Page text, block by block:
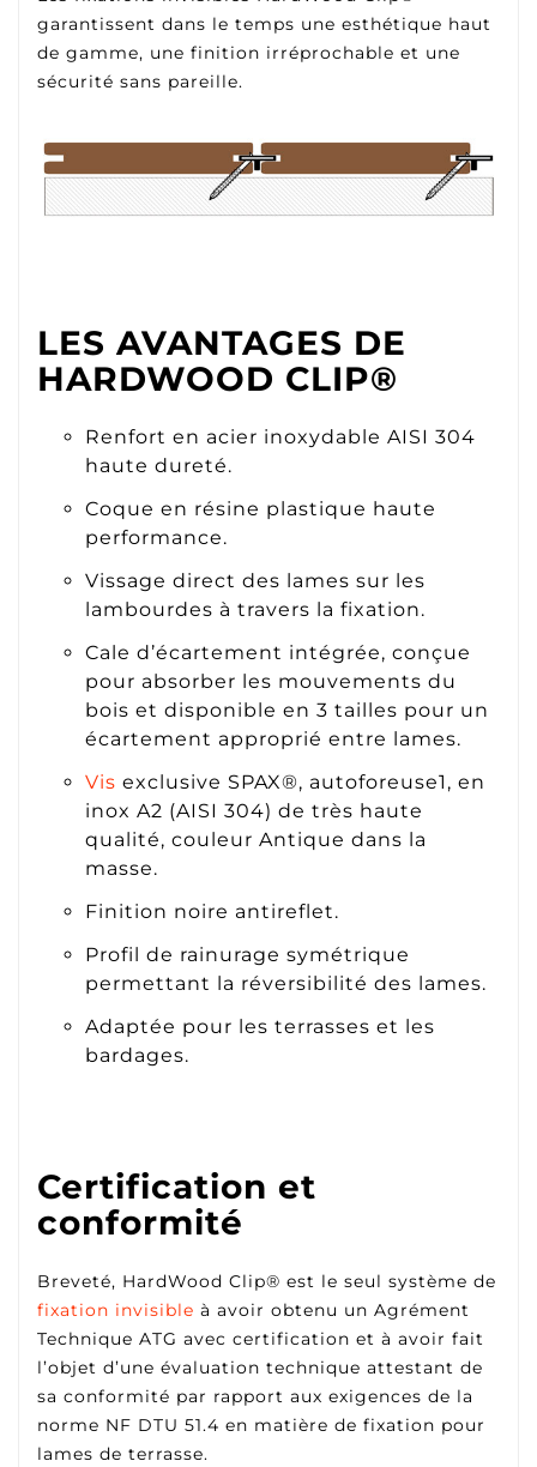
garantissent dans le temps une esthétique haut
de gamme, une finition irréprochable et une
sécurité sans pareille.
LES AVANTAGES DE
HARDWOOD CLIP®
Renfort en acier inoxydable AISI 304
haute dureté.
Coque en résine plastique haute
performance.
Vissage direct des lames sur les
lambourdes à travers la fixation.
Cale d’écartement intégrée, conçue
pour absorber les mouvements du
bois et disponible en 3 tailles pour un
écartement approprié entre lames.
Vis exclusive SPAX®, autoforeuse1, en
inox A2 (AISI 304) de très haute
qualité, couleur Antique dans la
masse.
Finition noire antireflet.
Profil de rainurage symétrique
permettant la réversibilité des lames.
Adaptée pour les terrasses et les
bardages.
Certification et
conformité
Breveté, HardWood Clip® est le seul système de
fixation invisible à avoir obtenu un Agrément
Technique ATG avec certification et à avoir fait
l’objet d’une évaluation technique attestant de
sa conformité par rapport aux exigences de la
norme NF DTU 51.4 en matière de fixation pour
lames de terrasse.